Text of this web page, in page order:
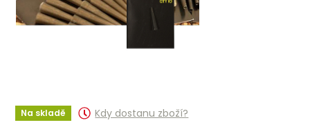
Na skladě Kdy dostanu zboží?